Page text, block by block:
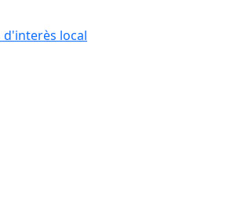
local